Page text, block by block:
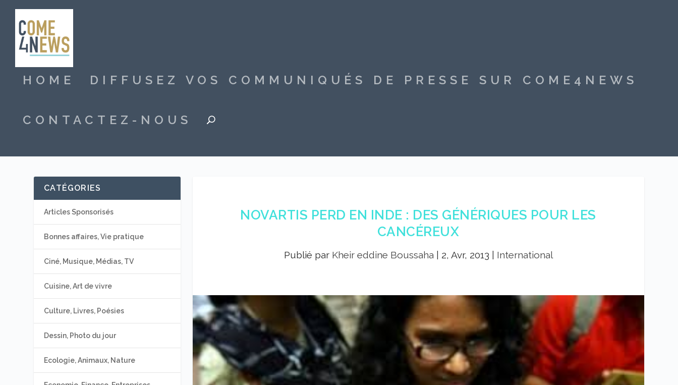
HOME DIFFUSEZ VOS COMMUNIQUÉS DE PRESSE SUR COME4NEWS
CONTACTEZ-NOUS
NOVARTIS PERD EN INDE : DES GÉNÉRIQUES POUR LES
CANCÉREUX
Publié par Kheir eddine Boussaha 2, Avr, 2013 International
CATÉGORIES
Articles Sponsorisés
Bonnes affaires, Vie pratique
Ciné, Musique, Médias, TV
Cuisine, Art de vivre
Culture, Livres, Poésies
Dessin, Photo du jour
Ecologie, Animaux, Nature